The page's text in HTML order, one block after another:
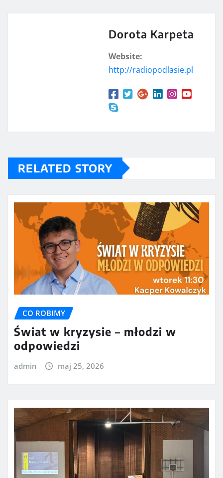
Dorota Karpeta
Website:
http://radiopodlasie.pl
RELATED STORY
CO ROBIMY
Świat w kryzysie – młodzi w
odpowiedzi
admin maj 25, 2026